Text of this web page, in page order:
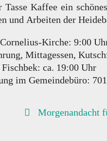
Tasse Kaffee ein
und Arbeiten der
Kirche: 9:00
Mittagessen,
ca. 19:00 Uhr
im Gemeindebüro:
Morgenandacht